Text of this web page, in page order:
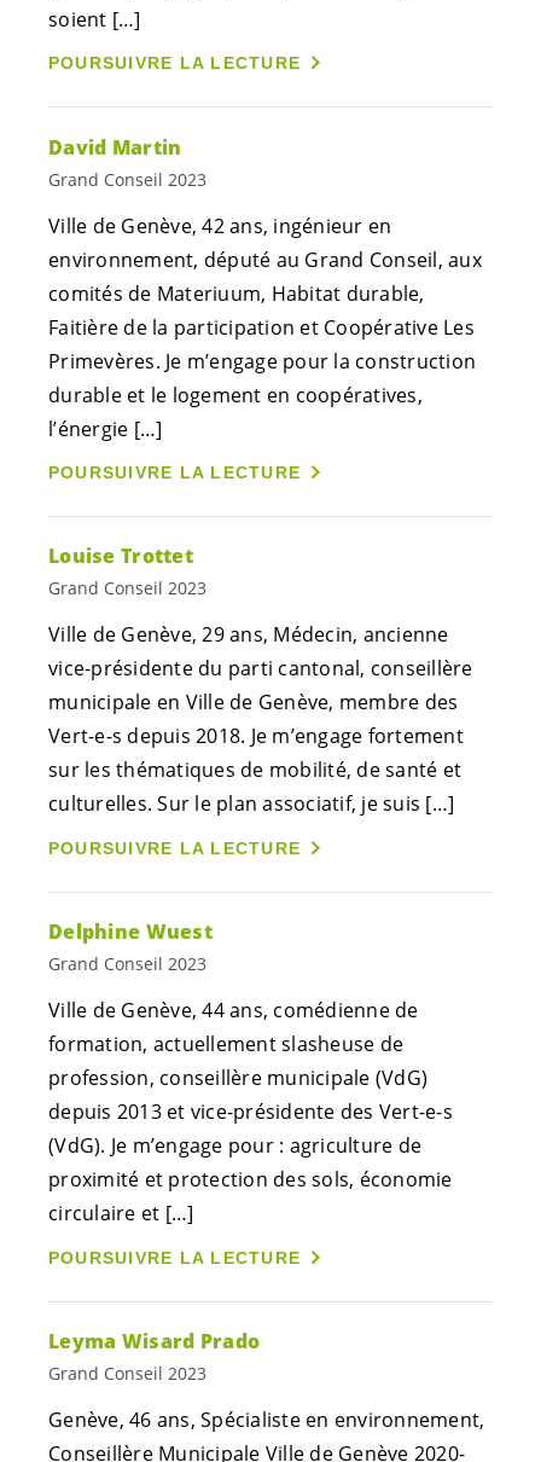
soient […]
POURSUIVRE LA LECTURE
David Martin
Grand Conseil 2023
Ville de Genève, 42 ans, ingénieur en
environnement, député au Grand Conseil, aux
comités de Materiuum, Habitat durable,
Faitière de la participation et Coopérative Les
Primevères. Je m’engage pour la construction
durable et le logement en coopératives,
l’énergie […]
POURSUIVRE LA LECTURE
Louise Trottet
Grand Conseil 2023
Ville de Genève, 29 ans, Médecin, ancienne
vice-présidente du parti cantonal, conseillère
municipale en Ville de Genève, membre des
Vert-e-s depuis 2018. Je m’engage fortement
sur les thématiques de mobilité, de santé et
culturelles. Sur le plan associatif, je suis […]
POURSUIVRE LA LECTURE
Delphine Wuest
Grand Conseil 2023
Ville de Genève, 44 ans, comédienne de
formation, actuellement slasheuse de
profession, conseillère municipale (VdG)
depuis 2013 et vice-présidente des Vert-e-s
(VdG). Je m’engage pour : agriculture de
proximité et protection des sols, économie
circulaire et […]
POURSUIVRE LA LECTURE
Leyma Wisard Prado
Grand Conseil 2023
Genève, 46 ans, Spécialiste en environnement,
Conseillère Municipale Ville de Genève 2020-